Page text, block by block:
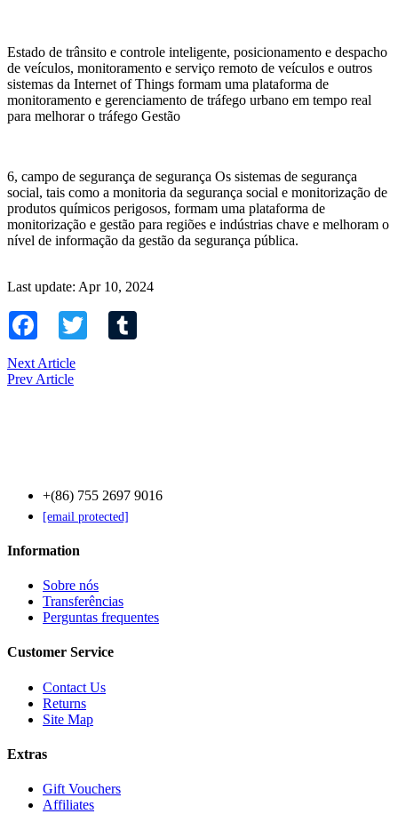
Estado de trânsito e controle inteligente, posicionamento e despacho
de veículos, monitoramento e serviço remoto de veículos e outros
sistemas da Internet of Things formam uma plataforma de
monitoramento e gerenciamento de tráfego urbano em tempo real
para melhorar o tráfego Gestão
6, campo de segurança de segurança Os sistemas de segurança
social, tais como a monitoria da segurança social e monitorização de
produtos químicos perigosos, formam uma plataforma de
monitorização e gestão para regiões e indústrias chave e melhoram o
nível de informação da gestão da segurança pública.
Last update: Apr 10, 2024
Facebook Twitter
Next Article
Prev Article
+(86) 755 2697 9016
[email protected]
Information
Sobre nós
Transferências
Perguntas frequentes
Customer Service
Contact Us
Returns
Site Map
Extras
Gift Vouchers
Affiliates